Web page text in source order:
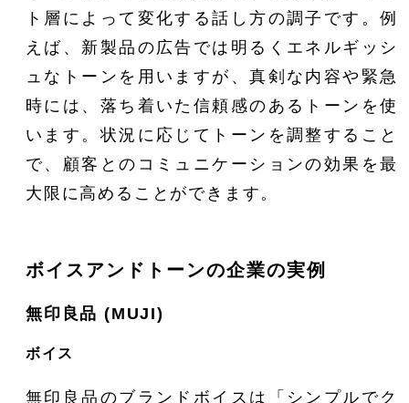
ト層によって変化する話し方の調子です。例
えば、新製品の広告では明るくエネルギッシ
ュなトーンを用いますが、真剣な内容や緊急
時には、落ち着いた信頼感のあるトーンを使
います。状況に応じてトーンを調整すること
で、顧客とのコミュニケーションの効果を最
大限に高めることができます。
ボイスアンドトーンの企業の実例
無印良品 (MUJI)
ボイス
無印良品のブランドボイスは「シンプルでク